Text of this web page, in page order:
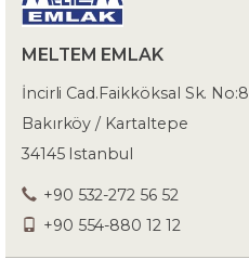
MELTEM EMLAK
İncirli Cad.Faikköksal Sk. No:8
Bakırköy / Kartaltepe
34145 Istanbul
+90 532-272 56 52
+90 554-880 12 12